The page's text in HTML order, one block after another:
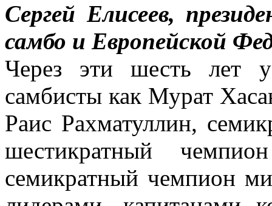
Сергей Елисеев,
самбо и Европейской
Через эти шесть лет
самбисты как Мурат
Раис Рахматуллин,
шестикратный
семикратный чемпион